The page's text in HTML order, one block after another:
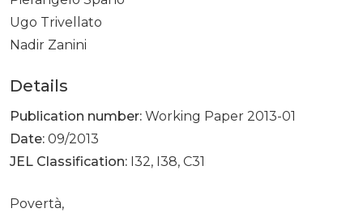
Ugo Trivellato
Nadir Zanini
Details
Publication number: Working Paper 2013-01
Date: 09/2013
JEL Classification: I32, I38, C31
Povertà,